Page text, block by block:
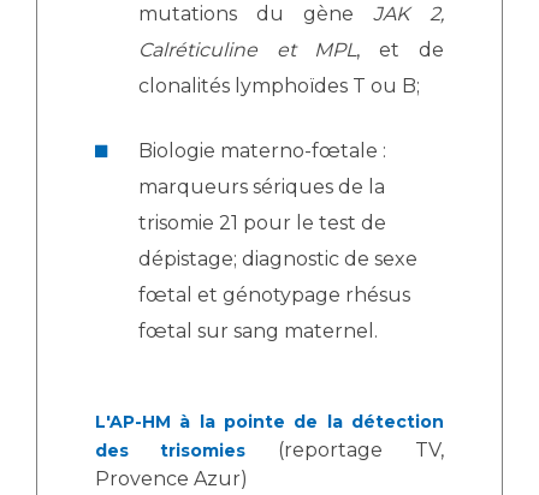
Activité physique
Médecine nucléaire
Radiologie / Imagerie
Cancérologie
Anatomie et Cytologie Pathologiques
Adresser un examen au Laboratoire d'Infectiologie
Centres de référence Maladies Rares
Plateforme d'Expertise Maladies Rares
Presse / Multimédia
Communiqués de presse
Dossiers de presse
Médiathèque
mutations du gène JAK 2,
Calréticuline et MPL , et de
clonalités lymphoïdes T ou B;
Biologie materno-fœtale :
marqueurs sériques de la
trisomie 21 pour le test de
dépistage; diagnostic de sexe
fœtal et génotypage rhésus
fœtal sur sang maternel.
L'AP-HM à la pointe de la détection
des trisomies (reportage TV,
Provence Azur)